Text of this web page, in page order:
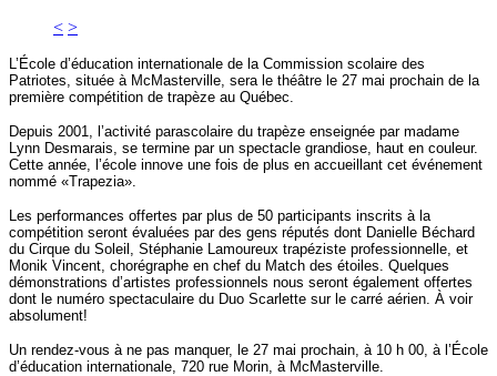
< >
L’École d’éducation internationale de la Commission scolaire des
Patriotes, située à McMasterville, sera le théâtre le 27 mai prochain de la
première compétition de trapèze au Québec.
Depuis 2001, l’activité parascolaire du trapèze enseignée par madame
Lynn Desmarais, se termine par un spectacle grandiose, haut en couleur.
Cette année, l’école innove une fois de plus en accueillant cet événement
nommé «Trapezia».
Les performances offertes par plus de 50 participants inscrits à la
compétition seront évaluées par des gens réputés dont Danielle Béchard
du Cirque du Soleil, Stéphanie Lamoureux trapéziste professionnelle, et
Monik Vincent, chorégraphe en chef du Match des étoiles. Quelques
démonstrations d’artistes professionnels nous seront également offertes
dont le numéro spectaculaire du Duo Scarlette sur le carré aérien. À voir
absolument!
Un rendez-vous à ne pas manquer, le 27 mai prochain, à 10 h 00, à l’École
d’éducation internationale, 720 rue Morin, à McMasterville.